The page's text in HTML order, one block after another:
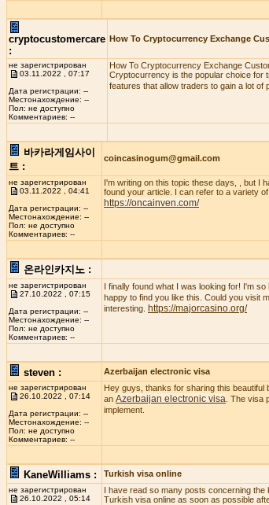
cryptocustomercare
:
How To Cryptocurrency Exchange
не зарегистрирован
03.11.2022 , 07:17
Дата регистрации: --
Местонахождение: --
Пол: не доступно
Комментариев: --
How To Cryptocurrency Exchange
Cryptocurrency is the popular choice for
features that allow traders to gain a lot of
바카라게임사이
트 :
coincasinogum@gmail.com
не зарегистрирован
03.11.2022 , 04:41
Дата регистрации: --
Местонахождение: --
Пол: не доступно
Комментариев: --
I'm writing on this topic these days, , but I
found your article. I can refer to a variety
https://oncainven.com/
온라인카지노 :
не зарегистрирован
27.10.2022 , 07:15
Дата регистрации: --
Местонахождение: --
Пол: не доступно
Комментариев: --
I finally found what I was looking for! I'm
happy to find you like this. Could you visit
interesting.
https://majorcasino.org/
steven : Azerbaijan electronic visa
не зарегистрирован
26.10.2022 , 07:14
Дата регистрации: --
Местонахождение: --
Пол: не доступно
Комментариев: --
Hey guys, thanks for sharing this beautiful
an Azerbaijan electronic visa . The
implement.
KaneWilliams : Turkish visa online
не зарегистрирован
26.10.2022 , 05:14
I have read so many posts concerning
Turkish visa online as soon as possible